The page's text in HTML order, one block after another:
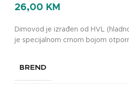
26,00 KM
Dimovod je izrađen od HVL
je specijalnom crnom bojom
BREND